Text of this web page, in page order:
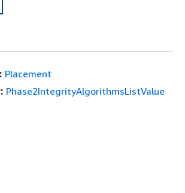
Placement
Phase2IntegrityAlgorithmsListValue